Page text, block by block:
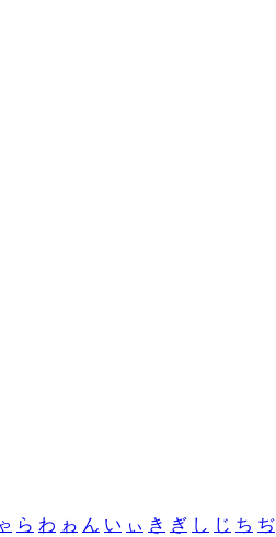
ら わ ゎ ん い ぃ き ぎ し じ ち ぢ